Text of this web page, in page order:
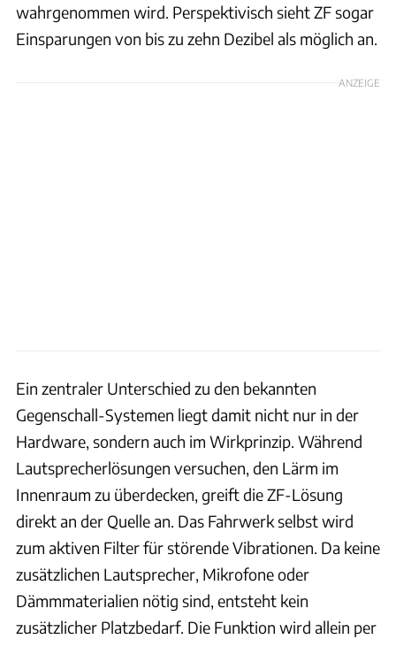
wahrgenommen wird. Perspektivisch sieht ZF sogar
Einsparungen von bis zu zehn Dezibel als möglich an.
ANZEIGE
Ein zentraler Unterschied zu den bekannten
Gegenschall-Systemen liegt damit nicht nur in der
Hardware, sondern auch im Wirkprinzip. Während
Lautsprecherlösungen versuchen, den Lärm im
Innenraum zu überdecken, greift die ZF-Lösung
direkt an der Quelle an. Das Fahrwerk selbst wird
zum aktiven Filter für störende Vibrationen. Da keine
zusätzlichen Lautsprecher, Mikrofone oder
Dämmmaterialien nötig sind, entsteht kein
zusätzlicher Platzbedarf. Die Funktion wird allein per